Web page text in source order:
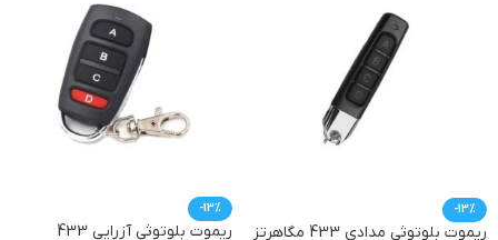
-13%
ریموت بلوتوثی مدادی 433 مگاهرتز
-13%
ریموت بلوتوثی آزرایی 433